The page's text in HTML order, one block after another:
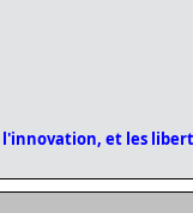
et les